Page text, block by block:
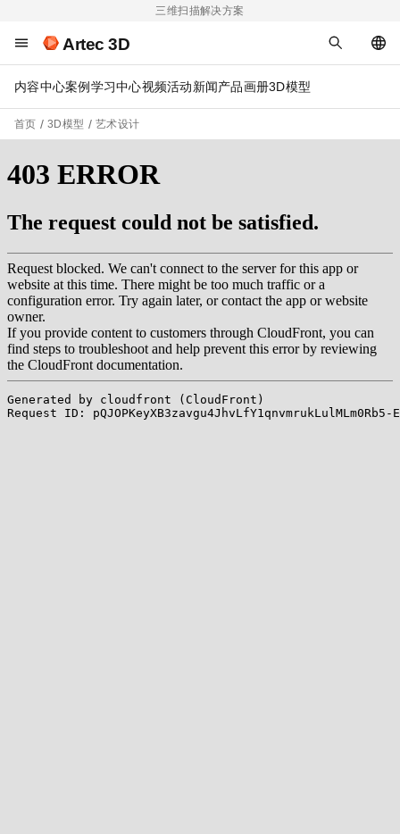
三维扫描解决方案
Artec 3D
内容中心案例 学习中心视频活动新闻产品画册3D模型
首页 3D模型 艺术设计